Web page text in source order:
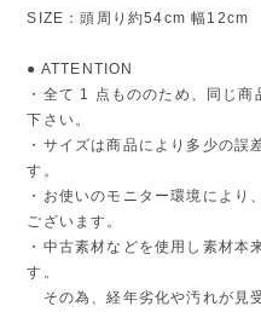
SIZE：頭周り約54cm 幅12cm
● ATTENTION
・全て 1 点もののため、同じ
下さい。
・サイズは商品により多少の誤
す。
・お使いのモニター環境により
ございます。
・中古素材などを使用し素材本
す。
その為、経年劣化や汚れが見